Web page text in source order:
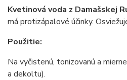
Kvetinová voda z Damašskej
má protizápalové účinky.
Použitie:
Na vyčistenú, tonizovanú a
a dekoltu).